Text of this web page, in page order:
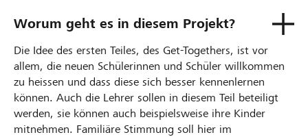
Worum geht es in diesem Projekt?
Die Idee des ersten Teiles, des Get-Togethers, ist vor
allem, die neuen Schülerinnen und Schüler willkommen
zu heissen und dass diese sich besser kennenlernen
können. Auch die Lehrer sollen in diesem Teil beteiligt
werden, sie können auch beispielsweise ihre Kinder
mitnehmen. Familiäre Stimmung soll hier im